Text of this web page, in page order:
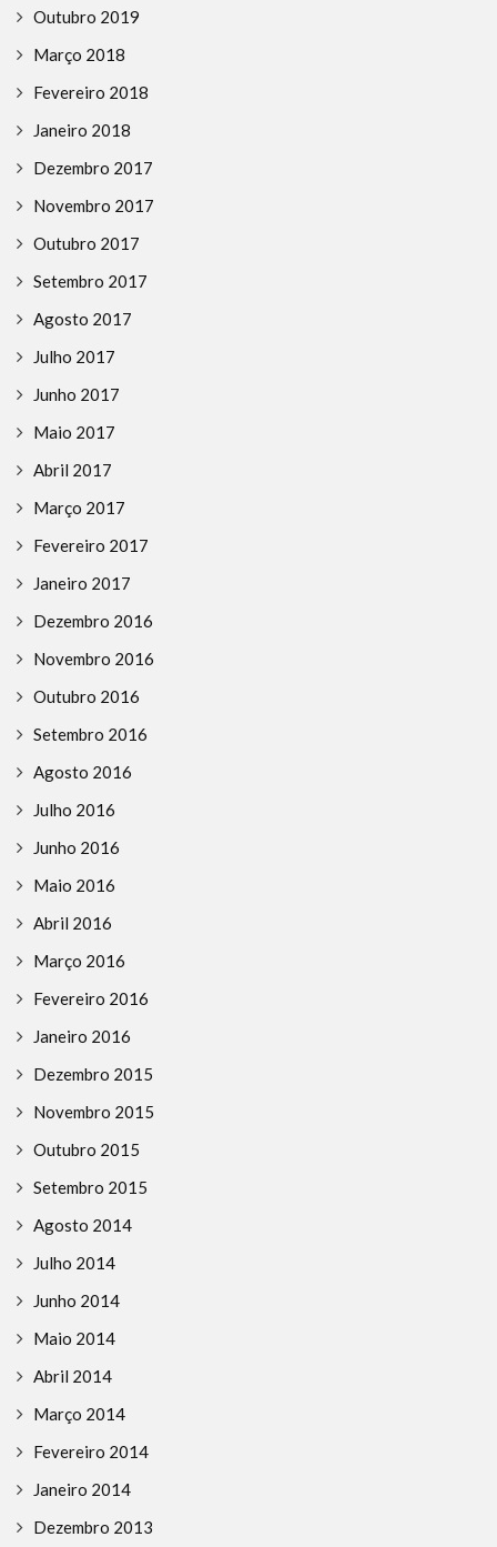
Outubro 2019
Março 2018
Fevereiro 2018
Janeiro 2018
Dezembro 2017
Novembro 2017
Outubro 2017
Setembro 2017
Agosto 2017
Julho 2017
Junho 2017
Maio 2017
Abril 2017
Março 2017
Fevereiro 2017
Janeiro 2017
Dezembro 2016
Novembro 2016
Outubro 2016
Setembro 2016
Agosto 2016
Julho 2016
Junho 2016
Maio 2016
Abril 2016
Março 2016
Fevereiro 2016
Janeiro 2016
Dezembro 2015
Novembro 2015
Outubro 2015
Setembro 2015
Agosto 2014
Julho 2014
Junho 2014
Maio 2014
Abril 2014
Março 2014
Fevereiro 2014
Janeiro 2014
Dezembro 2013